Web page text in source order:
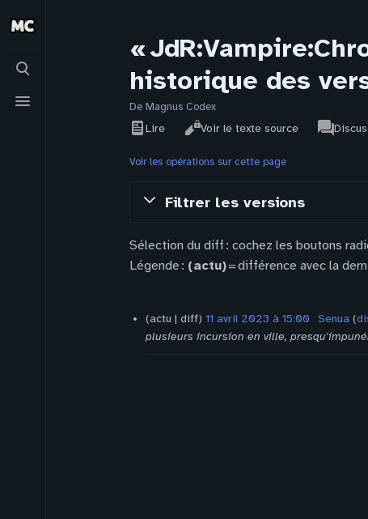
Basculer
recherche
Basculer
le
«
historique des
De Magnus Codex
Affichages
Lire Voir le texte source
Voir
l’historique
associated-
pages
JdR
Voir les opérations sur cette page
Filtrer les versions
Sélection du diff : cochez les boutons
Légende : (actu)= différence avec la
avril
2023
actu diff 11 avril 2023 à 15:00 Senua
plusieurs incursion en ville,